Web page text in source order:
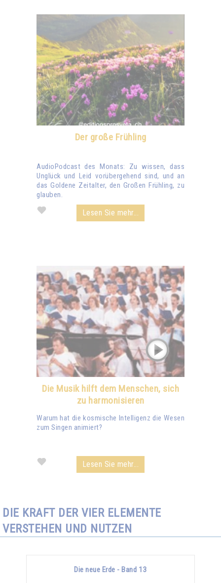
Der große Frühling
AudioPodcast des Monats: Zu wissen, dass
Unglück und Leid vorübergehend sind, und an
das Goldene Zeitalter, den Großen Frühling, zu
glauben.
Lesen Sie mehr...
Die Musik hilft dem Menschen, sich
zu harmonisieren
Warum hat die kosmische Intelligenz die Wesen
zum Singen animiert?
Lesen Sie mehr...
DIE KRAFT DER VIER ELEMENTE
VERSTEHEN UND NUTZEN
Die neue Erde - Band 13